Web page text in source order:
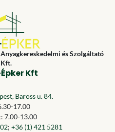
és Szolgáltató
Kft.
Kft
Baross u. 84.
17.00
7.00-13.00
; +36 (1) 421 5281